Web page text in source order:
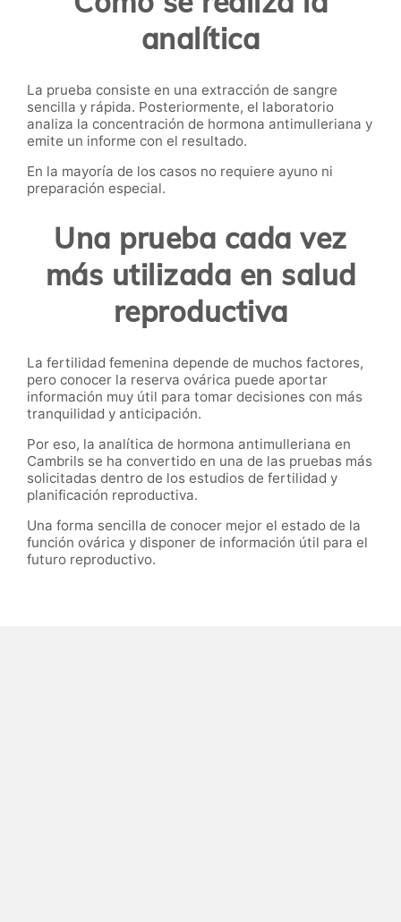
analítica
La prueba consiste en una extracción de sangre
sencilla y rápida. Posteriormente, el laboratorio
analiza la concentración de hormona antimulleriana y
emite un informe con el resultado.
En la mayoría de los casos no requiere ayuno ni
preparación especial.
Una prueba cada vez
más utilizada en salud
reproductiva
La fertilidad femenina depende de muchos factores,
pero conocer la reserva ovárica puede aportar
información muy útil para tomar decisiones con más
tranquilidad y anticipación.
Por eso, la analítica de hormona antimulleriana en
Cambrils se ha convertido en una de las pruebas más
solicitadas dentro de los estudios de fertilidad y
planificación reproductiva.
Una forma sencilla de conocer mejor el estado de la
función ovárica y disponer de información útil para el
futuro reproductivo.